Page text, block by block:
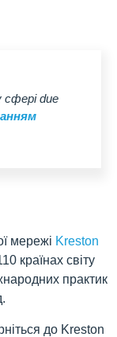
due
мережі Kreston
країнах світу
практик
до Kreston